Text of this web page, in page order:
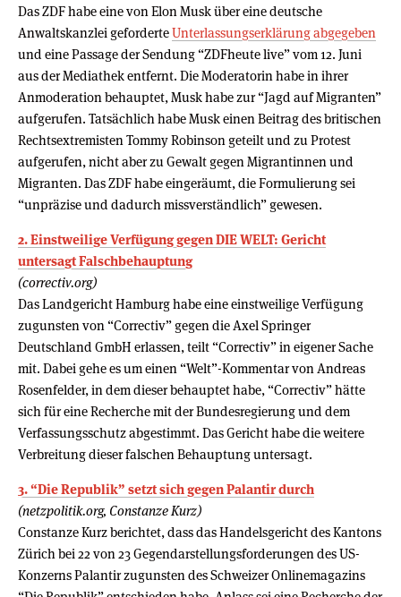
Das ZDF habe eine von Elon Musk über eine deutsche
Anwaltskanzlei geforderteUnterlassungserklärung abgegeben
und eine Passage der Sendung “ZDFheute live” vom 12. Juni
aus der Mediathek entfernt. Die Moderatorin habe in ihrer
Anmoderation behauptet, Musk habe zur “Jagd auf Migranten”
aufgerufen. Tatsächlich habe Musk einen Beitrag des britischen
Rechtsextremisten Tommy Robinson geteilt und zu Protest
aufgerufen, nicht aber zu Gewalt gegen Migrantinnen und
Migranten. Das ZDF habe eingeräumt, die Formulierung sei
“unpräzise und dadurch missverständlich” gewesen.
2. Einstweilige Verfügung gegen DIE WELT: Gericht
untersagt Falschbehauptung
(correctiv.org)
Das Landgericht Hamburg habe eine einstweilige Verfügung
zugunsten von “Correctiv” gegen die Axel Springer
Deutschland GmbH erlassen, teilt “Correctiv” in eigener Sache
mit. Dabei gehe es um einen “Welt”-Kommentar von Andreas
Rosenfelder, in dem dieser behauptet habe, “Correctiv” hätte
sich für eine Recherche mit der Bundesregierung und dem
Verfassungsschutz abgestimmt. Das Gericht habe die weitere
Verbreitung dieser falschen Behauptung untersagt.
3. “Die Republik” setzt sich gegen Palantir durch
(netzpolitik.org, Constanze Kurz)
Constanze Kurz berichtet, dass das Handelsgericht des Kantons
Zürich bei 22 von 23 Gegendarstellungsforderungen des US-
Konzerns Palantir zugunsten des Schweizer Onlinemagazins